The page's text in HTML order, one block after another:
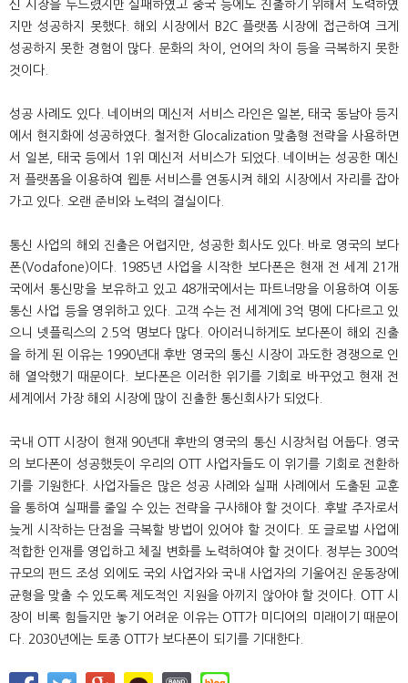
신 시장을 두드렸지만 실패하였고 중국 등에도 진출하기 위해서 노력하였
지만 성공하지 못했다. 해외 시장에서 B2C 플랫폼 시장에 접근하여 크게
성공하지 못한 경험이 많다. 문화의 차이, 언어의 차이 등을 극복하지 못한
것이다.
성공 사례도 있다. 네이버의 메신저 서비스 라인은 일본, 태국 동남아 등지
에서 현지화에 성공하였다. 철저한 Glocalization 맞춤형 전략을 사용하면
서 일본, 태국 등에서 1위 메신저 서비스가 되었다. 네이버는 성공한 메신
저 플랫폼을 이용하여 웹툰 서비스를 연동시켜 해외 시장에서 자리를 잡아
가고 있다. 오랜 준비와 노력의 결실이다.
통신 사업의 해외 진출은 어렵지만, 성공한 회사도 있다. 바로 영국의 보다
폰(Vodafone)이다. 1985년 사업을 시작한 보다폰은 현재 전 세계 21개
국에서 통신망을 보유하고 있고 48개국에서는 파트너망을 이용하여 이동
통신 사업 등을 영위하고 있다. 고객 수는 전 세계에 3억 명에 다다르고 있
으니 넷플릭스의 2.5억 명보다 많다. 아이러니하게도 보다폰이 해외 진출
을 하게 된 이유는 1990년대 후반 영국의 통신 시장이 과도한 경쟁으로 인
해 열악했기 때문이다. 보다폰은 이러한 위기를 기회로 바꾸었고 현재 전
세계에서 가장 해외 시장에 많이 진출한 통신회사가 되었다.
국내 OTT 시장이 현재 90년대 후반의 영국의 통신 시장처럼 어둡다. 영국
의 보다폰이 성공했듯이 우리의 OTT 사업자들도 이 위기를 기회로 전환하
기를 기원한다. 사업자들은 많은 성공 사례와 실패 사례에서 도출된 교훈
을 통하여 실패를 줄일 수 있는 전략을 구사해야 할 것이다. 후발 주자로서
늦게 시작하는 단점을 극복할 방법이 있어야 할 것이다. 또 글로벌 사업에
적합한 인재를 영입하고 체질 변화를 노력하여야 할 것이다. 정부는 300억
규모의 펀드 조성 외에도 국외 사업자와 국내 사업자의 기울어진 운동장에
균형을 맞출 수 있도록 제도적인 지원을 아끼지 않아야 할 것이다. OTT 시
장이 비록 힘들지만 놓기 어려운 이유는 OTT가 미디어의 미래이기 때문이
다. 2030년에는 토종 OTT가 보다폰이 되기를 기대한다.